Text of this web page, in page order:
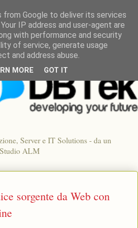
Server e IT Solutions - da un
ALM
sorgente da Web con
from Google to deliver its services
IP address and user-agent are
with performance and security
of service, generate usage
and address abuse.
MORE GOT IT